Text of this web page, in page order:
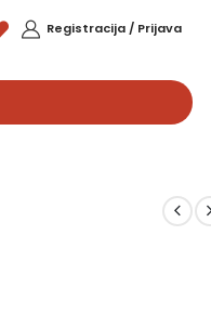
Registracija / Prijava